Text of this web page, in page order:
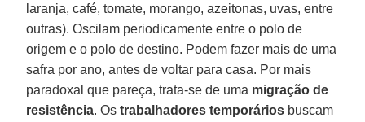
laranja, café, tomate, morango, azeitonas, uvas, entre
outras). Oscilam periodicamente entre o polo de
origem e o polo de destino. Podem fazer mais de uma
safra por ano, antes de voltar para casa. Por mais
paradoxal que pareça, trata-se de uma migração de
resistência. Ostrabalhadores temporários buscam